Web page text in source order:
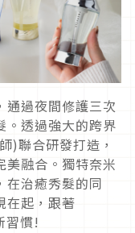
通過夜間修護三次
。透過強大的跨界
)聯合研發打造，
美融合。獨特奈米
在治癒秀髮的同
在起，跟著
習慣!